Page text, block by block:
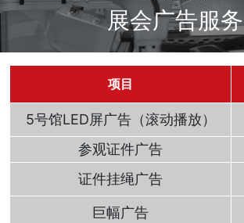
展会广告服务
项目
5号馆LED屏广告（滚动播放）
参观证件广告
证件挂绳广告
巨幅广告